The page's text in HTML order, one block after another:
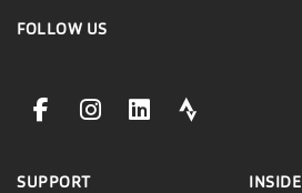
FOLLOW US
facebookLink
instagramLink
linkedinLinkstravaLink
SUPPORT INSIDE